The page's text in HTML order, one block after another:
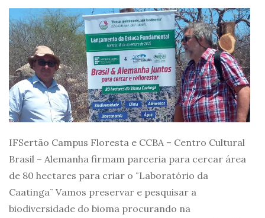
IFSertão Campus Floresta e CCBA – Centro Cultural
Brasil – Alemanha firmam parceria para cercar área
de 80 hectares para criar o ¨Laboratório da
Caatinga¨ Vamos preservar e pesquisar a
biodiversidade do bioma procurando na